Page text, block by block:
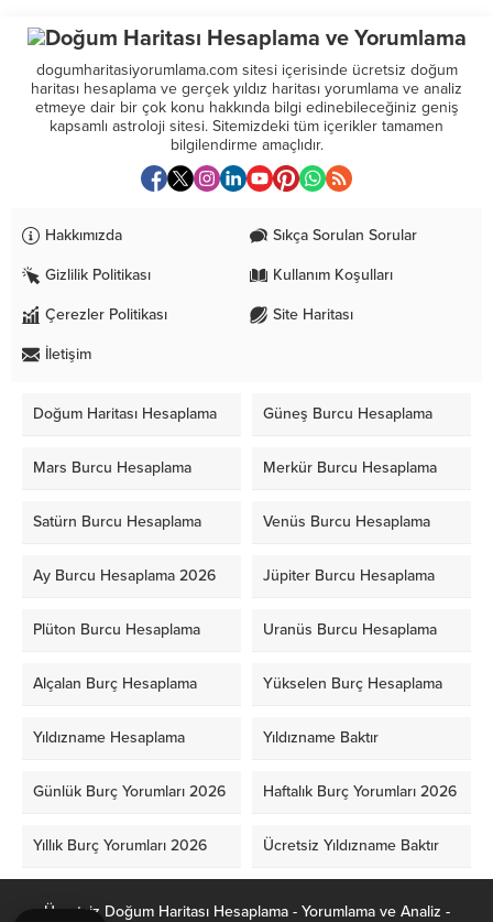
dogumharitasiyorumlama.com sitesi içerisinde ücretsiz doğum
haritası hesaplama ve gerçek yıldız haritası yorumlama ve analiz
etmeye dair bir çok konu hakkında bilgi edinebileceğiniz geniş
kapsamlı astroloji sitesi. Sitemizdeki tüm içerikler tamamen
bilgilendirme amaçlıdır.
Hakkımızda Sıkça Sorulan Sorular
Gizlilik Politikası Kullanım Koşulları
Çerezler Politikası Site Haritası
İletişim
Doğum Haritası Hesaplama Güneş Burcu Hesaplama
Mars Burcu Hesaplama Merkür Burcu Hesaplama
Satürn Burcu Hesaplama Venüs Burcu Hesaplama
Ay Burcu Hesaplama 2026 Jüpiter Burcu Hesaplama
Plüton Burcu Hesaplama Uranüs Burcu Hesaplama
Alçalan Burç Hesaplama Yükselen Burç Hesaplama
Yıldızname Hesaplama Yıldızname Baktır
Günlük Burç Yorumları 2026 Haftalık Burç Yorumları 2026
Yıllık Burç Yorumları 2026 Ücretsiz Yıldızname Baktır
Ücretsiz Doğum Haritası Hesaplama - Yorumlama ve Analiz -